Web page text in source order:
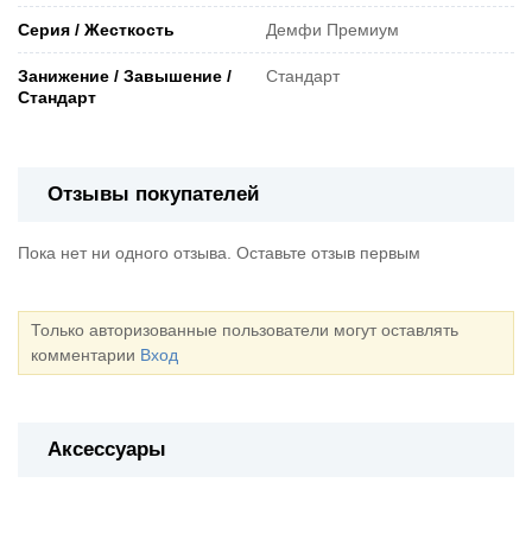
Серия / Жесткость Демфи Премиум
Занижение / Завышение /
Стандарт
Стандарт
Отзывы покупателей
Пока нет ни одного отзыва. Оставьте отзыв первым
Только авторизованные пользователи могут оставлять
комментарии Вход
Аксессуары